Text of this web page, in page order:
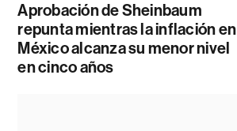
Aprobación de Sheinbaum
repunta mientras la inflación en
México alcanza su menor nivel
en cinco años